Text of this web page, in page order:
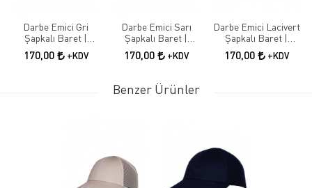
Darbe Emici Gri
Şapkalı Baret |
Koruyucu İş Güvenliği
Bareti
170,00 +KDV
Darbe Emici Sarı
Şapkalı Baret |
Koruyucu İş Güvenliği
Şapkası
170,00 +KDV
Darbe Emici Lacivert
Şapkalı Baret |
Koruyucu İş Güvenliği
Şapkası
170,00 +KDV
Benzer Ürünler